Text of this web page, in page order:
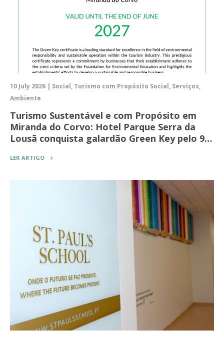
10 July 2026 | Social, Turismo com Propósito Social, Serviços,
Ambiente
Turismo Sustentável e com Propósito em
Miranda do Corvo: Hotel Parque Serra da
Lousã conquista galardão Green Key pelo 9…
LER ARTIGO